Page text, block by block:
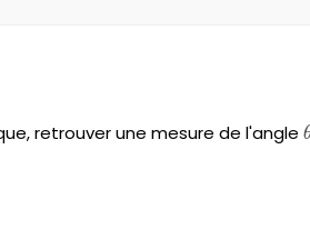
retrouver une mesure de l'angle